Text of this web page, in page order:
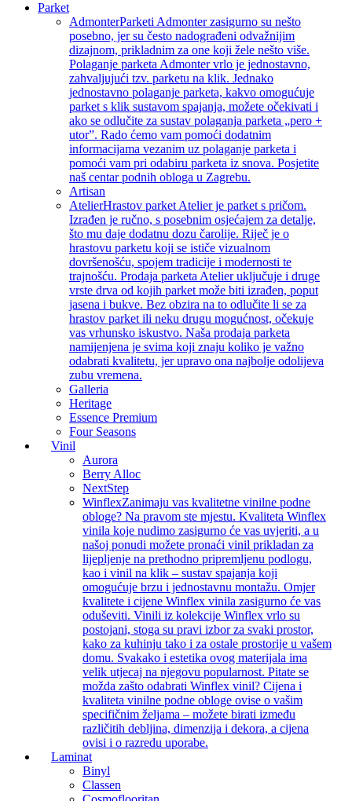
Parket
AdmonterParketi Admonter zasigurno su nešto
posebno, jer su često nadograđeni odvažnijim
dizajnom, prikladnim za one koji žele nešto više.
Polaganje parketa Admonter vrlo je jednostavno,
zahvaljujući tzv. parketu na klik. Jednako
jednostavno polaganje parketa, kakvo omogućuje
parket s klik sustavom spajanja, možete očekivati i
ako se odlučite za sustav polaganja parketa „pero +
utor”. Rado ćemo vam pomoći dodatnim
informacijama vezanim uz polaganje parketa i
pomoći vam pri odabiru parketa iz snova. Posjetite
naš centar podnih obloga u Zagrebu.
Artisan
AtelierHrastov parket Atelier je parket s pričom.
Izrađen je ručno, s posebnim osjećajem za detalje,
što mu daje dodatnu dozu čarolije. Riječ je o
hrastovu parketu koji se ističe vizualnom
dovršenošću, spojem tradicije i modernosti te
trajnošću. Prodaja parketa Atelier uključuje i druge
vrste drva od kojih parket može biti izrađen, poput
jasena i bukve. Bez obzira na to odlučite li se za
hrastov parket ili neku drugu mogućnost, očekuje
vas vrhunsko iskustvo. Naša prodaja parketa
namijenjena je svima koji znaju koliko je važno
odabrati kvalitetu, jer upravo ona najbolje odolijeva
zubu vremena.
Galleria
Heritage
Essence Premium
Four Seasons
Vinil
Aurora
Berry Alloc
NextStep
WinflexZanimaju vas kvalitetne vinilne podne
obloge? Na pravom ste mjestu. Kvaliteta Winflex
vinila koje nudimo zasigurno će vas uvjeriti, a u
našoj ponudi možete pronaći vinil prikladan za
lijepljenje na prethodno pripremljenu podlogu,
kao i vinil na klik – sustav spajanja koji
omogućuje brzu i jednostavnu montažu. Omjer
kvalitete i cijene Winflex vinila zasigurno će vas
oduševiti. Vinili iz kolekcije Winflex vrlo su
postojani, stoga su pravi izbor za svaki prostor,
kako za kuhinju tako i za ostale prostorije u vašem
domu. Svakako i estetika ovog materijala ima
velik utjecaj na njegovu popularnost. Pitate se
možda zašto odabrati Winflex vinil? Cijena i
kvaliteta vinilne podne obloge ovise o vašim
specifičnim željama – možete birati između
različitih debljina, dimenzija i dekora, a cijena
ovisi i o razredu uporabe.
Laminat
Binyl
Classen